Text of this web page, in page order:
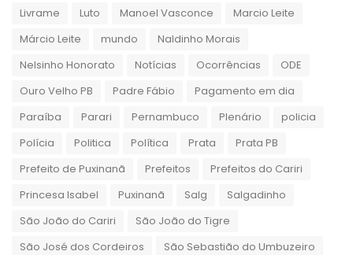
Livrame
Luto Manoel Vasconce
Marcio Leite
Márcio Leite
mundo
Naldinho Morais
Nelsinho Honorato
Notícias Ocorrências
ODE
Ouro Velho PB
Padre Fábio
Pagamento em dia
Paraíba
Parari Pernambuco Plenário
policia
Polícia
Politica Política Prata
Prata PB
Prefeito de Puxinanã
Prefeitos
Prefeitos do Cariri
Princesa Isabel
Puxinanã Salg
Salgadinho
São João do Cariri
São João do Tigre
São José dos Cordeiros
São Sebastião do Umbuzeiro